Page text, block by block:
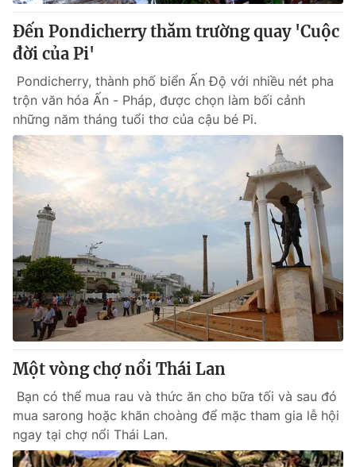
Đến Pondicherry thăm trường quay 'Cuộc
đời của Pi'
Pondicherry, thành phố biển Ấn Độ với nhiều nét pha
trộn văn hóa Ấn - Pháp, được chọn làm bối cảnh
những năm tháng tuổi thơ của cậu bé Pi.
Một vòng chợ nổi Thái Lan
Bạn có thể mua rau và thức ăn cho bữa tối và sau đó
mua sarong hoặc khăn choàng để mặc tham gia lễ hội
ngay tại chợ nổi Thái Lan.